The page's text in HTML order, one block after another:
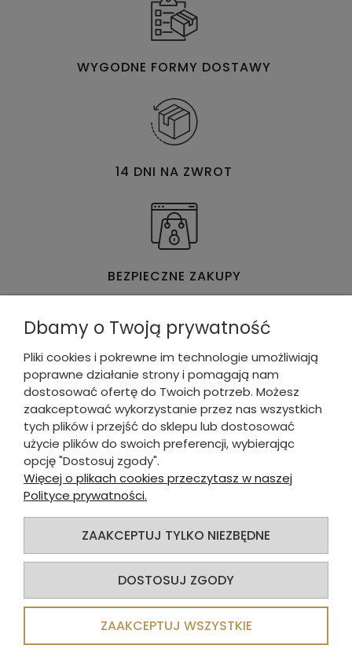
WYGODNE FORMY DOSTAWY
14 DNI NA ZWROT
BEZPIECZNE ZAKUPY
WYGODNE & SZYBKIE PŁATNOŚCI
DLA KUPUJĄCEGO
INFORMACJE O SKLEPIE
© 2025Alva Sp. z o.o.. Wszelkie prawa zastrzeżone.
Sklep internetowy Shoper.pl
POKAŻ PEŁNĄ WERSJĘ STRONY
Dbamy o Twoją prywatność
Pliki cookies i pokrewne im technologie umożliwiają
poprawne działanie strony i pomagają nam
dostosować ofertę do Twoich potrzeb. Możesz
zaakceptować wykorzystanie przez nas wszystkich
tych plików i przejść do sklepu lub dostosować
użycie plików do swoich preferencji, wybierając
opcję "Dostosuj zgody".
Więcej o plikach cookies przeczytasz w naszej
Polityce prywatności.
ZAAKCEPTUJ TYLKO NIEZBĘDNE
DOSTOSUJ ZGODY
ZAAKCEPTUJ WSZYSTKIE